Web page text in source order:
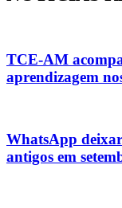
TCE-AM
aprendizagem
WhatsApp
antigos em